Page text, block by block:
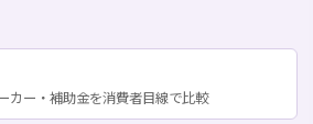
カー・補助金を消費者目線で比較